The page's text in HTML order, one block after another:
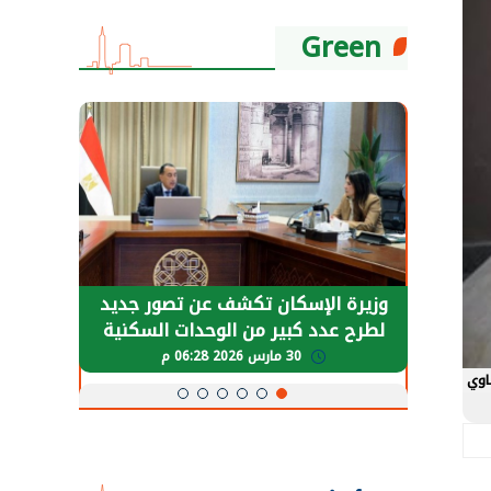
Green
وزيرة الإسكان تكشف عن تصور جديد
لطرح عدد كبير من الوحدات السكنية
بنظام الإيجار